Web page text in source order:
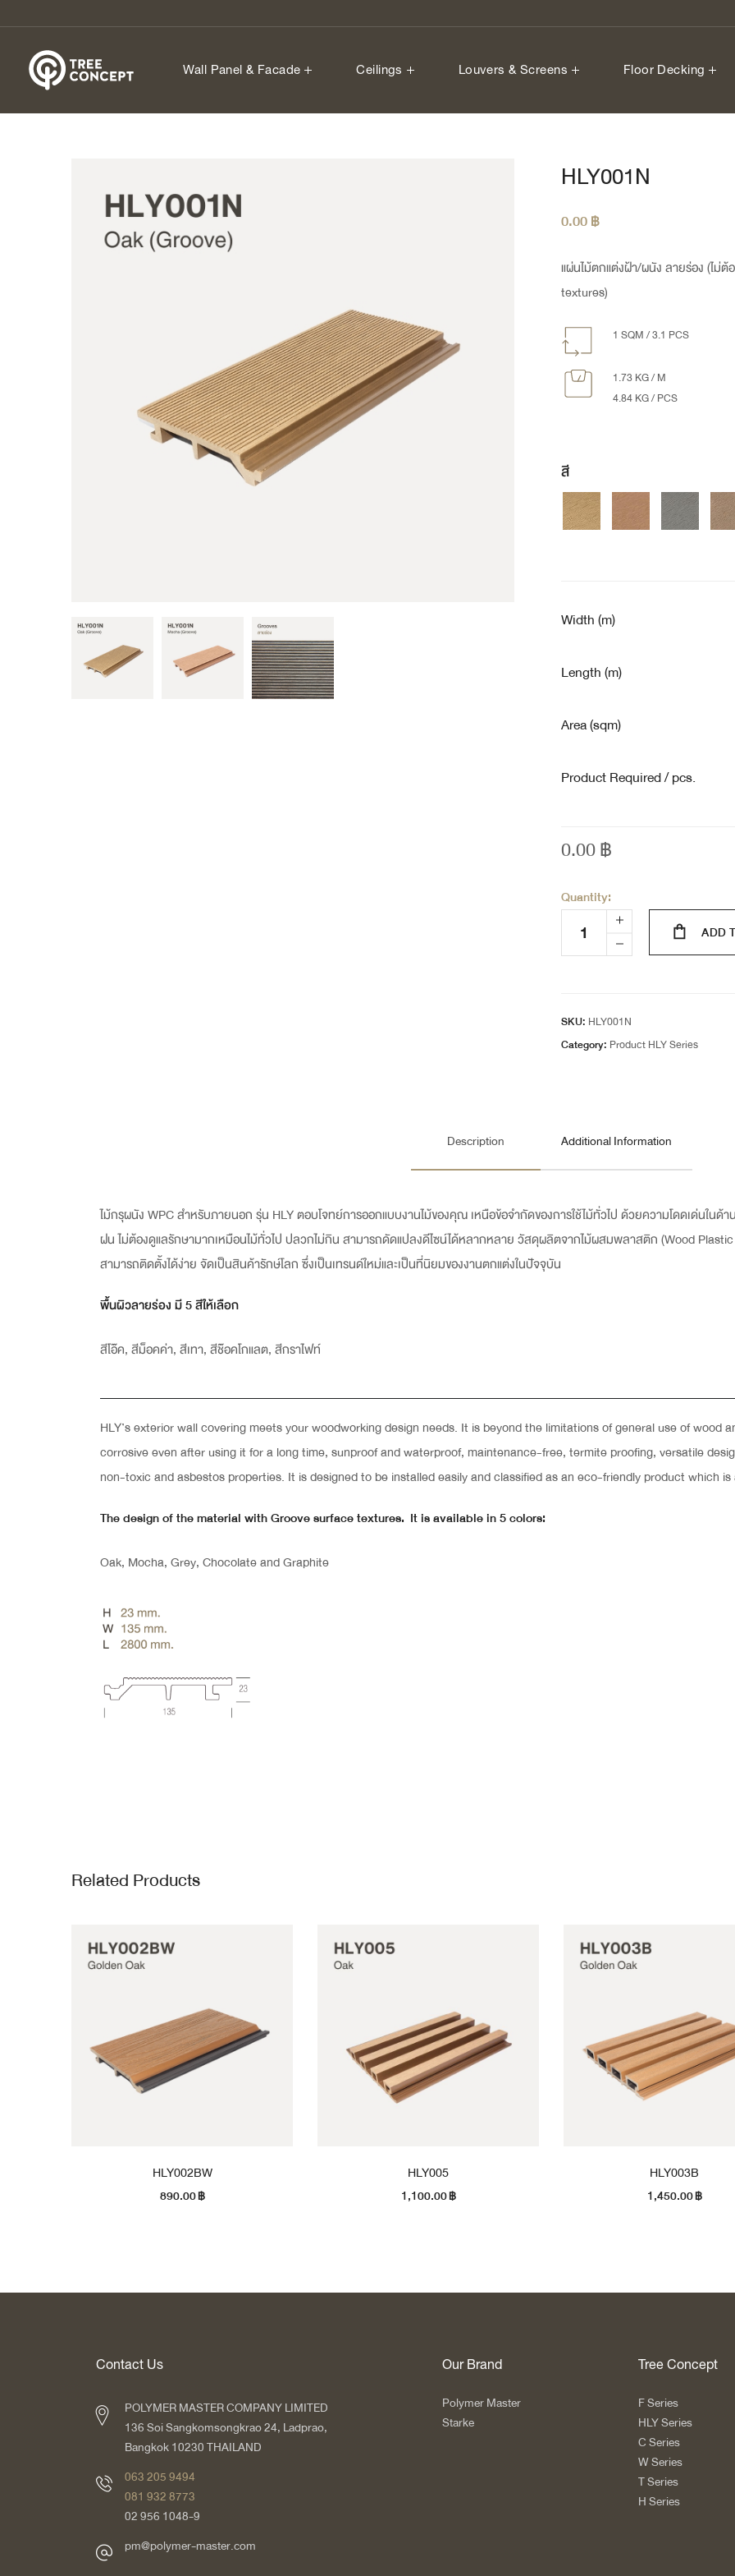
Wall Panel & Facade Ceilings Louvers & Screens Floor Decking
HLY001N
0.00฿
แผ่นไม้ตกแต่งฝ้า/ผนัง ลายร่อง (ไม่
textures)
1 SQM / 3.1 PCS
1.73 KG / M
4.84 KG / PCS
สี
Width (m)
Length (m)
Area (sqm)
Product Required / pcs.
0.00฿
Quantity:
ADD
SKU: HLY001N
Category: Product HLY Series
Description Additional Information
ไม้กรุผนัง WPC สำหรับภายนอก รุ่น HLY ตอบโจทย์การออกแบบงานไม้ของคุณ เหนือข้อจำกัดของการใช้ไม้ทั่วไป ด้วยความโดดเด่นในด้
ฝน ไม่ต้องดูแลรักษามากเหมือนไม้ทั่วไป ปลวกไม่กิน สามารถดัดแปลงดีไซน์ได้หลากหลาย วัสดุผลิตจากไม้ผสมพลาสติก (Wood
สามารถติดตั้งได้ง่าย จัดเป็นสินค้ารักษ์โลก ซึ่งเป็นเทรนด์ใหม่และเป็นที่นิยมของงานตกแต่งในปัจจุบัน
พื้นผิวลายร่อง มี 5 สีให้เลือก
สีโอ๊ค, สีม็อคค่า, สีเทา, สีช๊อคโกแลต, สีกราไฟท์
HLY’s exterior wall covering meets your woodworking design needs. It is beyond the limitations of general use of wood
corrosive even after using it for a long time, sunproof and waterproof, maintenance-free, termite proofing, versatile
non-toxic and asbestos properties. It is designed to be installed easily and classified as an eco-friendly product which
The design of the material with Groove surface textures. It is available in 5 colors:
Oak, Mocha, Grey, Chocolate and Graphite
Related Products
HLY002BW
890.00฿
HLY005
1,100.00฿
HLY003B
1,450.00฿
Contact Us
POLYMER MASTER COMPANY LIMITED
136 Soi Sangkomsongkrao 24, Ladprao,
Bangkok 10230 THAILAND
063 205 9494
081 932 8773
02 956 1048-9
pm@polymer-master.com
Our Brand
Polymer Master
Starke
Tree Concept
F Series
HLY Series
C Series
W Series
T Series
H Series